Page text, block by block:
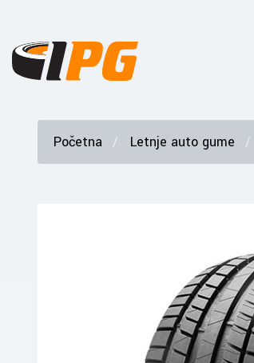
Početna Letnje auto gume